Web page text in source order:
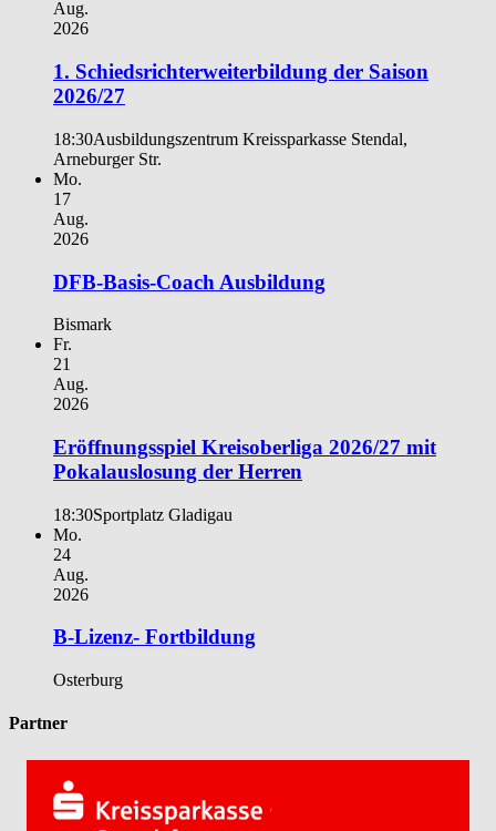
Aug.
2026
1. Schiedsrichterweiterbildung der Saison
2026/27
18:30Ausbildungszentrum Kreissparkasse Stendal,
Arneburger Str.
Mo.
17
Aug.
2026
DFB-Basis-Coach Ausbildung
Bismark
Fr.
21
Aug.
2026
Eröffnungsspiel Kreisoberliga 2026/27 mit
Pokalauslosung der Herren
18:30Sportplatz Gladigau
Mo.
24
Aug.
2026
B-Lizenz- Fortbildung
Osterburg
Partner